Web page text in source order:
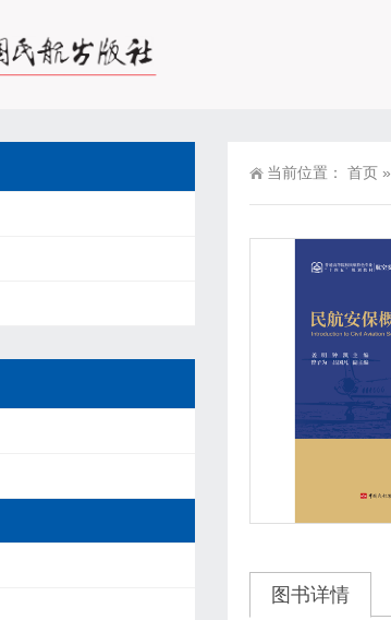
当前位置： 首页 »
图书详情